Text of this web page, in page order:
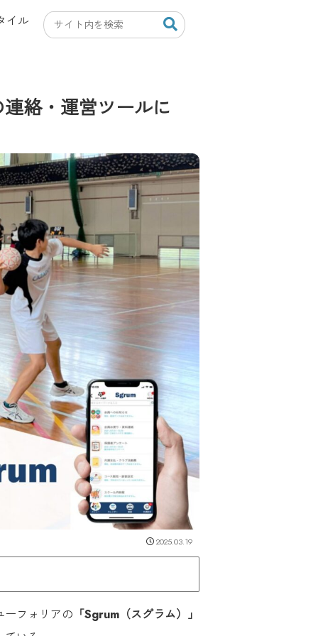
イル
絡・運営ツールに
2025.03.19
ーフォリアの 「Sgrum（スグラム）」